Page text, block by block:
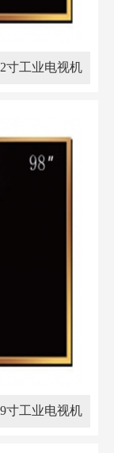
寸工业电视机
寸工业电视机